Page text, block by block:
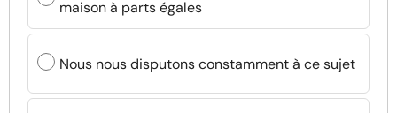
maison à parts égales
Nous nous disputons constamment à ce sujet